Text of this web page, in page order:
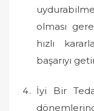
olması
hızlı
başarıyı
İyi Bir